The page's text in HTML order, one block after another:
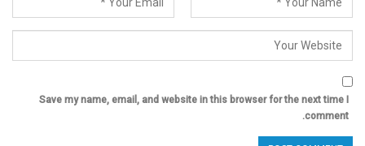
Save my name, email, and website in this browser for the next time I
comment.